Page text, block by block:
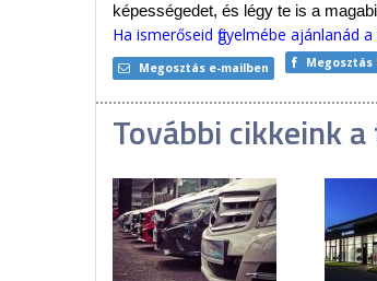
képességedet, és légy te is a
Ha ismerőseid figyelmébe ajánlanád
Megosztás e-mailben Megosztás
További cikkeink